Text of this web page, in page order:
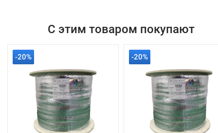
С этим товаром покупают
-20% -20%